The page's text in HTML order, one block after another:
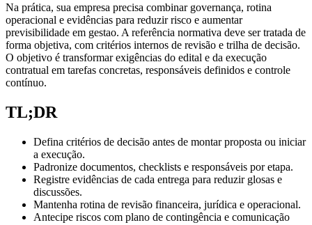
Na prática, sua empresa precisa combinar governança, rotina
operacional e evidências para reduzir risco e aumentar
previsibilidade em gestao. A referência normativa deve ser tratada de
forma objetiva, com critérios internos de revisão e trilha de decisão.
O objetivo é transformar exigências do edital e da execução
contratual em tarefas concretas, responsáveis definidos e controle
contínuo.
TL;DR
Defina critérios de decisão antes de montar proposta ou iniciar
a execução.
Padronize documentos, checklists e responsáveis por etapa.
Registre evidências de cada entrega para reduzir glosas e
discussões.
Mantenha rotina de revisão financeira, jurídica e operacional.
Antecipe riscos com plano de contingência e comunicação